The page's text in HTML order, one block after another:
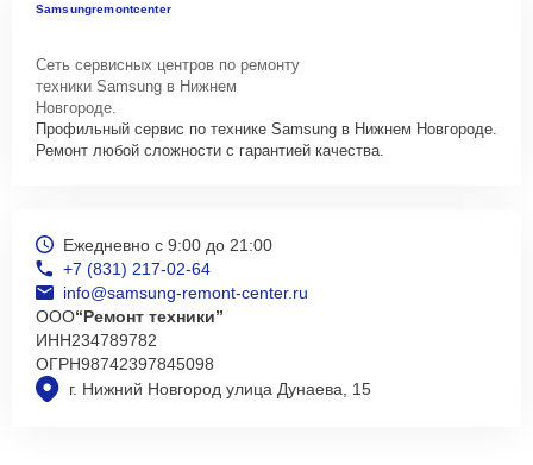
Samsungremontcenter
Сеть сервисных центров по ремонту
техники Samsung в Нижнем
Новгороде.
Профильный сервис по технике Samsung в Нижнем Новгороде.
Ремонт любой сложности с гарантией качества.
г. Нижний Новгород улица Дунаева, 15
Ежедневно с 9:00 до 21:00
+7 (831) 217-02-64
info@samsung-remont-center.ru
ООО“Ремонт техники”
ИНН234789782
ОГРН98742397845098